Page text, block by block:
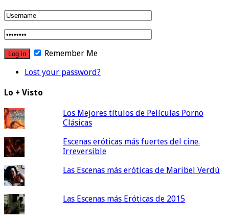
Remember Me
Lost your password?
Lo + Visto
Los Mejores títulos de Películas Porno
Clásicas
Escenas eróticas más fuertes del cine.
Irreversible
Las Escenas más eróticas de Maribel Verdú
Las Escenas más Eróticas de 2015